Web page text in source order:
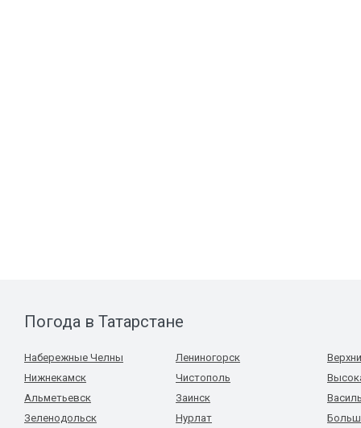
Погода в Татарстане
Набережные Челны
Нижнекамск
Альметьевск
Зеленодольск
Лениногорск
Чистополь
Заинск
Нурлат